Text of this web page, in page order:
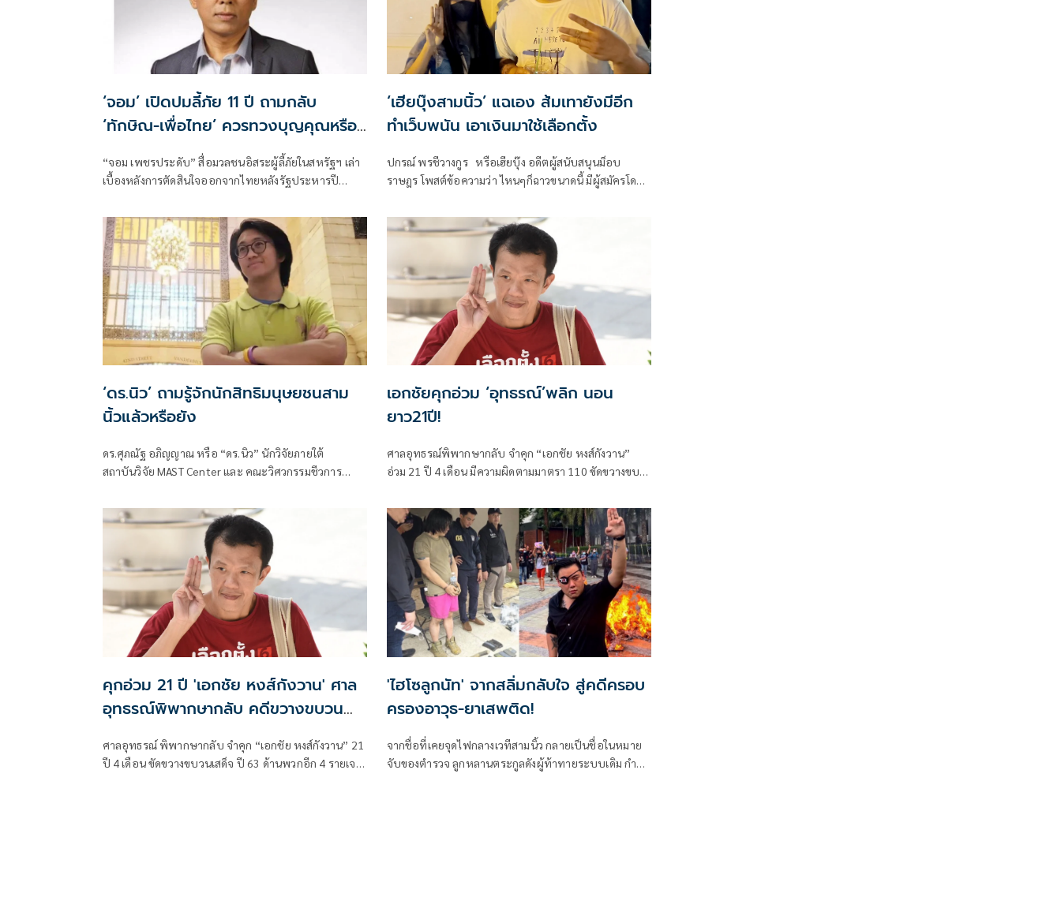
‘จอม’ เปิดปมลี้ภัย 11 ปี ถามกลับ
‘ทักษิณ-เพื่อไทย’ ควรทวงบุญคุณหรือ
“จอม เพชรประดับ” สื่อมวลชนอิสระผู้ลี้ภัยในสหรัฐฯ เล่า
เบื้องหลังการตัดสินใจออกจากไทยหลังรัฐประหารปี
‘เฮียบุ๊งสามนิ้ว’ แฉเอง ส้มเทายังมีอีก
ทำเว็บพนัน เอาเงินมาใช้เลือกตั้ง
ปกรณ์ พรชีวางกูร หรือเฮียบุ๊ง อดีตผู้สนับสนุนม็อบ
ราษฎร โพสต์ข้อความว่า ไหนๆก็ฉาวขนาดนี้ มีผู้สมัครโดน
‘ดร.นิว’ ถามรู้จักนักสิทธิมนุษยชนสาม
นิ้วแล้วหรือยัง
ดร.ศุภณัฐ อภิญญาณ หรือ “ดร.นิว” นักวิจัยภายใต้
สถาบันวิจัย MAST Center และ คณะวิศวกรรมชีวการ
เอกชัยคุกอ่วม ‘อุทธรณ์’พลิก นอน
ยาว21ปี!
ศาลอุทธรณ์พิพากษากลับ จำคุก “เอกชัย หงส์กังวาน”
อ่วม 21 ปี 4 เดือน มีความผิดตามมาตรา 110 ขัดขวางขบ
คุกอ่วม 21 ปี 'เอกชัย หงส์กังวาน' ศาล
อุทธรณ์พิพากษากลับ คดีขวางขบวน
ศาลอุทธรณ์ พิพากษากลับ จำคุก “เอกชัย หงส์กังวาน” 21
ปี 4 เดือน ขัดขวางขบวนเสด็จ ปี 63 ด้านพวกอีก 4 รายเจอ
'ไฮโซลูกนัท' จากสลิ่มกลับใจ สู่คดีครอบ
ครองอาวุธ-ยาเสพติด!
จากชื่อที่เคยจุดไฟกลางเวทีสามนิ้ว กลายเป็นชื่อในหมาย
จับของตำรวจ ลูกหลานตระกูลดังผู้ท้าทายระบบเดิม กำลัง